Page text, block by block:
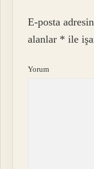
E-posta
alanlar * ile
Yorum